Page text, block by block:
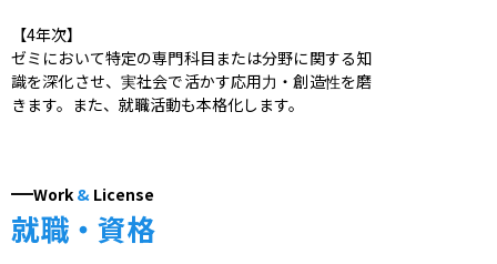
【4年次】
ゼミにおいて特定の専門科目または分野に関する知
識を深化させ、実社会で活かす応用力・創造性を磨
きます。また、就職活動も本格化します。
Work & License
就職・資格